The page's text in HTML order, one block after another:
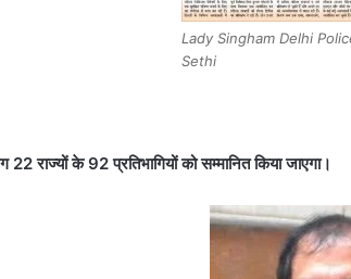
Lady Singham Delhi
Sethi
राज्यों के 92 प्रतिभागियों को सम्मानित किया जाएगा।